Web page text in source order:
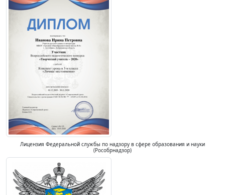
Лицензия Федеральной службы по надзору в сфере образования и науки
(Рособрнадзор)